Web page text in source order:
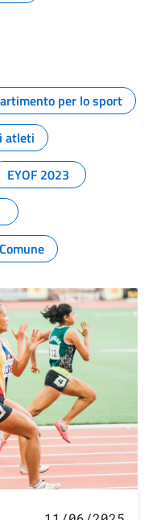
per lo sport
atleti
EYOF 2023